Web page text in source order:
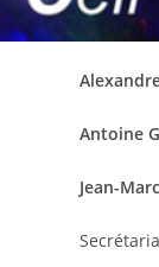
Antoine
Jean-